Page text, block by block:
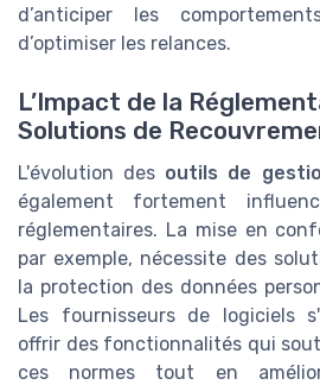
d’anticiper les
d’optimiser les relances.
L’Impact de la
Solutions de
L'évolution des outils de
également fortement
réglementaires. La mise en
par exemple, nécessite des
la protection des données
Les fournisseurs de logiciels
offrir des fonctionnalités qui
ces normes tout en